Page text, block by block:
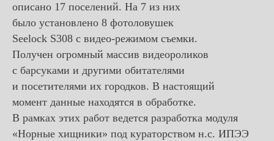
описано 17 поселений. На 7 из них
было установлено 8 фотоловушек
Seelock S308 с видео-режимом съемки.
Получен огромный массив видеороликов
с барсуками и другими обитателями
и посетителями их городков. В настоящий
момент данные находятся в обработке.
В рамках этих работ ведется разработка модуля
«Норные хищники» под кураторством н.с. ИПЭЭ